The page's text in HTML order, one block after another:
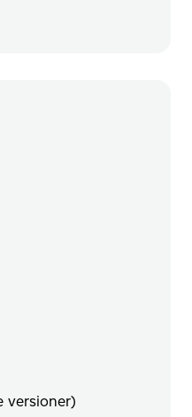
versioner)